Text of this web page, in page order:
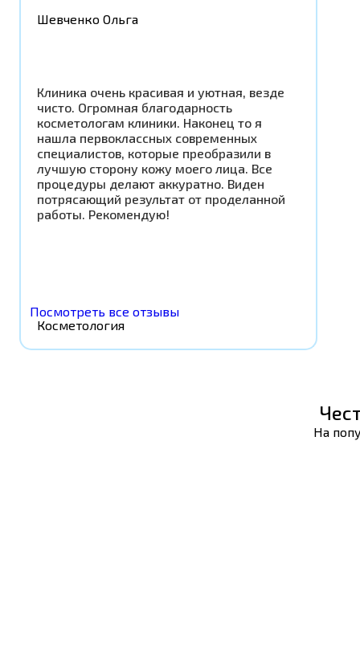
Шевченко Ольга
Клиника очень красивая и уютная, везде
чисто. Огромная благодарность
косметологам клиники. Наконец то я
нашла первоклассных современных
специалистов, которые преобразили в
лучшую сторону кожу моего лица. Все
процедуры делают аккуратно. Виден
потрясающий результат от проделанной
работы. Рекомендую!
Косметология
Посмотреть все отзывы
На